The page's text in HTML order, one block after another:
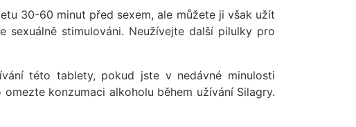
30-60 minut před sexem, ale můžete ji však užít
stimulováni. Neužívejte další pilulky pro
této tablety, pokud jste v nedávné minulosti
konzumaci alkoholu během užívání Silagry.